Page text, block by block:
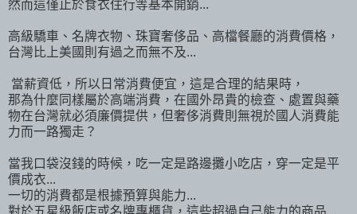
然而這僅止於食衣住行等基本開銷...
高級驕車、名牌衣物、珠寶奢侈品、高檔餐廳的消費價格，
台灣比上美國則有過之而無不及...
當薪資低，所以日常消費便宜，這是合理的結果時，
那為什麼同樣屬於高端消費，在國外昂貴的檢查、處置與藥
物在台灣就必須廉價提供，但奢侈消費則無視於國人消費能
力而一路獨走？
當我口袋沒錢的時候，吃一定是路邊攤小吃店，穿一定是平
價成衣...
一切的消費都是根據預算與能力...
對於五星級飯店或名牌專櫃貨，這些超過自己能力的商品...